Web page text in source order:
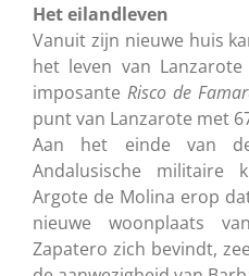
Het eilandleven
Vanuit zijn nieuwe huis
het leven van
imposante Risco de
punt van Lanzarote met
Aan het einde van
Andalusische militaire
Argote de Molina erop
nieuwe woonplaats
Zapatero zich bevindt,